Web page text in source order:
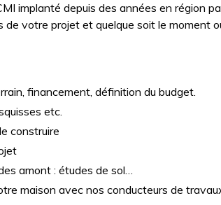
implanté depuis des années en région
votre projet et quelque soit le moment
financement, définition du budget.
etc.
construire
amont : études de sol…
maison avec nos conducteurs de